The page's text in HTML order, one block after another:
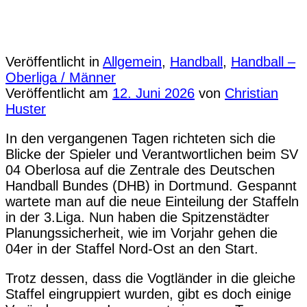
Veröffentlicht in Allgemein, Handball , Handball –
Oberliga / Männer
Veröffentlicht am 12. Juni 2026 von Christian
Huster
In den vergangenen Tagen richteten sich die
Blicke der Spieler und Verantwortlichen beim SV
04 Oberlosa auf die Zentrale des Deutschen
Handball Bundes (DHB) in Dortmund. Gespannt
wartete man auf die neue Einteilung der Staffeln
in der 3.Liga. Nun haben die Spitzenstädter
Planungssicherheit, wie im Vorjahr gehen die
04er in der Staffel Nord-Ost an den Start.
Trotz dessen, dass die Vogtländer in die gleiche
Staffel eingruppiert wurden, gibt es doch einige